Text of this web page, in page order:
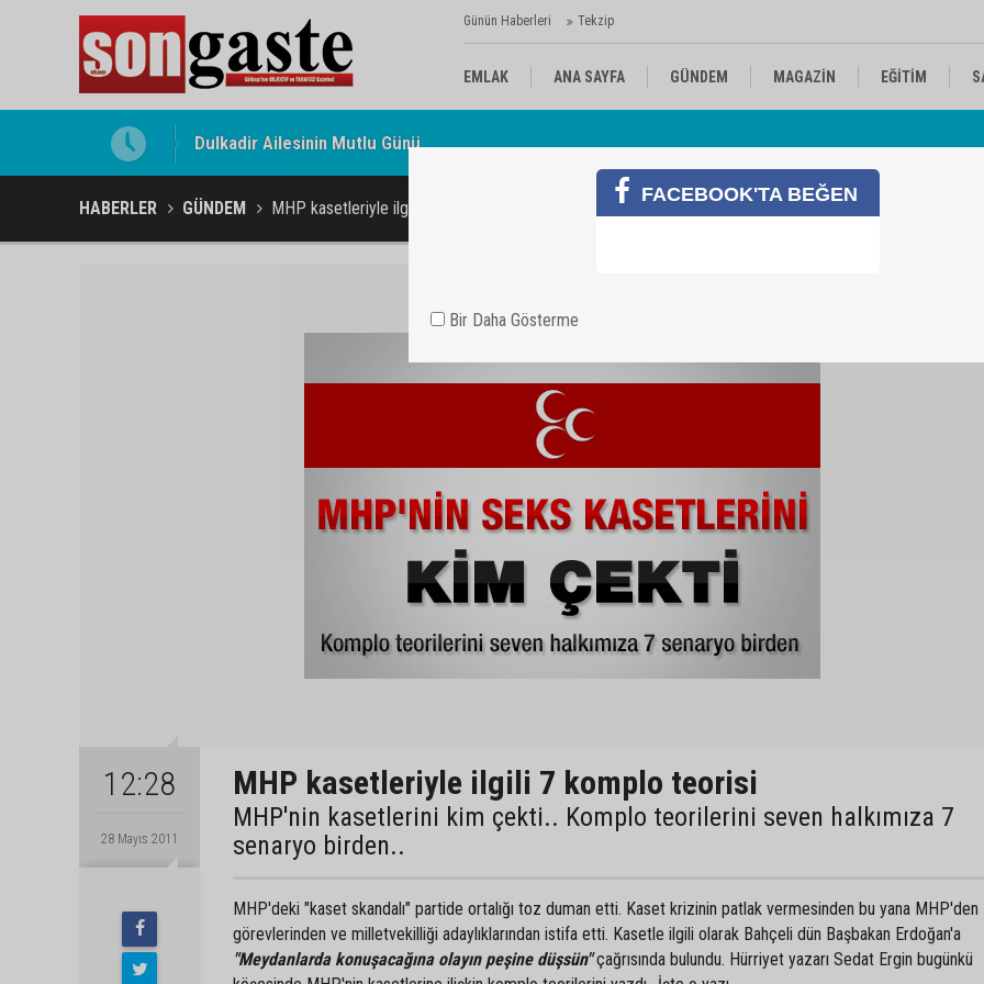
Günün Haberleri Tekzip
EMLAK ANA SAYFA GÜNDEM MAGAZİN EĞİTİM
Gölbaşı Esnafının Sesi Ankara Kalkınma Ajansı'nda
HABERLER GÜNDEM MHP kasetleriyle ilgili 7 komplo teorisi
12:28
28 Mayıs 2011
MHP kasetleriyle ilgili 7 komplo teorisi
MHP'nin kasetlerini kim çekti.. Komplo teorilerini seven halkımıza 7
senaryo birden..
MHP'deki "kaset skandalı" partide ortalığı toz duman etti. Kaset krizinin patlak vermesinden bu yana MHP'den
görevlerinden ve milletvekilliği adaylıklarından istifa etti. Kasetle ilgili olarak Bahçeli dün Başbakan Erdoğan'a
"Meydanlarda konuşacağına olayın peşine düşsün"çağrısında bulundu. Hürriyet yazarı Sedat Ergin bugünkü
FACEBOOK'TA BEĞEN
Bir Daha Gösterme